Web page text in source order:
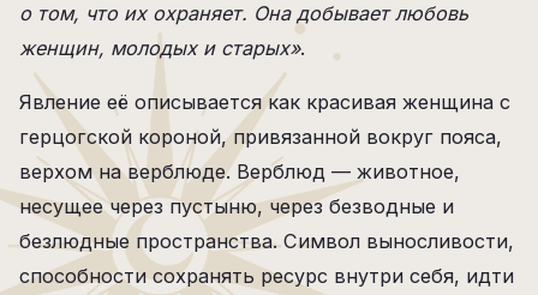
о том, что их охраняет. Она добывает любовь
женщин, молодых и старых».
Явление её описывается как красивая женщина с
герцогской короной, привязанной вокруг пояса,
верхом на верблюде. Верблюд — животное,
несущее через пустыню, через безводные и
безлюдные пространства. Символ выносливости,
способности сохранять ресурс внутри себя, идти